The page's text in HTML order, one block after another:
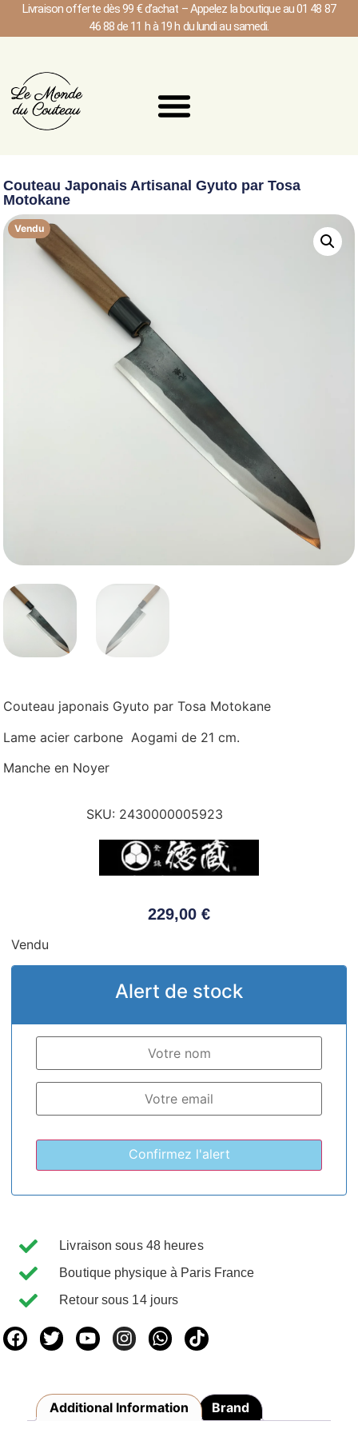
Livraison offerte dès 99 € d’achat – Appelez la boutique au 01 48 87
46 88 de 11 h à 19 h du lundi au samedi.
Couteau Japonais Artisanal Gyuto par Tosa
Motokane
Vendu
Couteau japonais Gyuto par Tosa Motokane
Lame acier carbone Aogami de 21 cm.
Manche en Noyer
SKU: 2430000005923
229,00 €
Vendu
Alert de stock
Livraison sous 48 heures
Boutique physique à Paris France
Retour sous 14 jours
Additional Information Brand